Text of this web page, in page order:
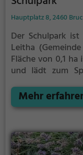
Hauptplatz 8, 2460
Der Schulpark
Leitha
Fläche von 0,1
und lädt zum
bietet der
Entspannung.
Mehr